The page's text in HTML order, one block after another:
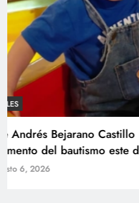
Con amor y alegría
de Juan
agosto 6, 2026